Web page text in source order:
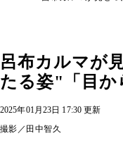
呂布カルマが
たる姿"「目か
2025年01月23日 17:30 更新
撮影／田中智久